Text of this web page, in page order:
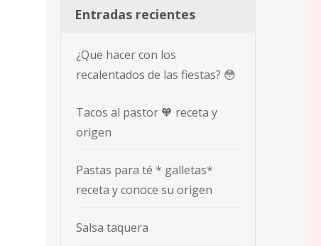
Entradas recientes
¿Que hacer con los
recalentados de las fiestas? 😳
Tacos al pastor 🧡 receta y
origen
Pastas para té * galletas*
receta y conoce su origen
Salsa taquera